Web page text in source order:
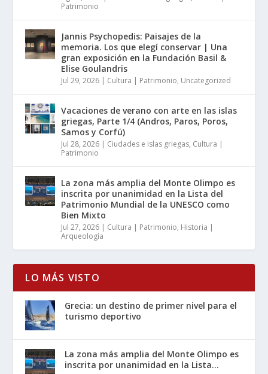
Patrimonio
Jannis Psychopedis: Paisajes de la
memoria. Los que elegí conservar | Una
gran exposición en la Fundación Basil &
Elise Goulandris
Jul 29, 2026 | Cultura | Patrimonio, Uncategorized
Vacaciones de verano con arte en las islas
griegas, Parte 1/4 (Andros, Paros, Poros,
Samos y Corfú)
Jul 28, 2026 | Ciudades e islas griegas, Cultura |
Patrimonio
La zona más amplia del Monte Olimpo es
inscrita por unanimidad en la Lista del
Patrimonio Mundial de la UNESCO como
Bien Mixto
Jul 27, 2026 | Cultura | Patrimonio, Historia |
Arqueología
LO MÁS VISTO
Grecia: un destino de primer nivel para el
turismo deportivo
La zona más amplia del Monte Olimpo es
inscrita por unanimidad en la Lista...